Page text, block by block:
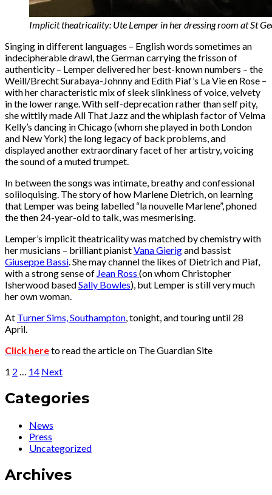
Implicit theatricality: Ute Lemper in her dressing room at St
Singing in different languages – English words sometimes an
indecipherable drawl, the German carrying the frisson of
authenticity – Lemper delivered her best-known numbers – the
Weill/Brecht Surabaya-Johnny and Edith Piaf’s La Vie en Rose –
with her characteristic mix of sleek slinkiness of voice, velvety
in the lower range. With self-deprecation rather than self pity,
she wittily made All That Jazz and the whiplash factor of Velma
Kelly’s dancing in Chicago (whom she played in both London
and New York) the long legacy of back problems, and
displayed another extraordinary facet of her artistry, voicing
the sound of a muted trumpet.
In between the songs was intimate, breathy and confessional
soliloquising. The story of how Marlene Dietrich, on learning
that Lemper was being labelled “la nouvelle Marlene”, phoned
the then 24-year-old to talk, was mesmerising.
Lemper’s implicit theatricality was matched by chemistry with
her musicians – brilliant pianistVana Gierigand bassist
Giuseppe Bassi. She may channel the likes of Dietrich and Piaf,
with a strong sense of Jean Ross (on whom Christopher
Isherwood basedSally Bowles), but Lemper is still very much
her own woman.
At Turner Sims, Southampton, tonight, and touring until 28
April.
Click hereto read the article on The Guardian Site
Posts
pagination
Page
1 Page
2 … Page
14 Next
Categories
News
Press
Uncategorized
Archives